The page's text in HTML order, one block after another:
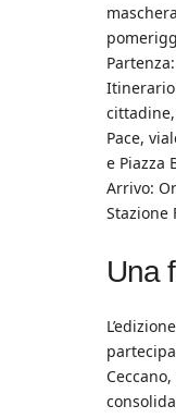
Pace,
e Piazza
Arrivo:
Stazione
Una